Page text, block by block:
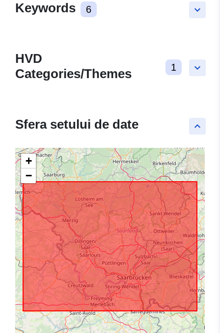
keyboard_arrow_down
Keywords 6
keyboard_arrow_down
HVD
Categories/Themes
1
keyboard_arrow_up
Sfera setului de date
+
−